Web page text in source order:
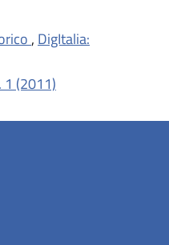
, DigItalia:
1 (2011)